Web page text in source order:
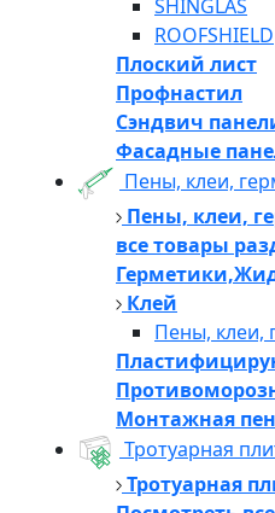
SHINGLAS
ROOFSHIELD
Плоский лист
Профнастил
Сэндвич
Фасадные
Пены, клеи,
Пены, клеи,
все товары
Клей
Пены, клеи,
Монтажная
Тротуарная
Тротуарная